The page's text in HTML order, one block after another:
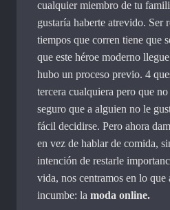
cualquier miembro de tu
gustaría haberte atrevido. Ser
tiempos que corren tiene que
que este héroe moderno
hubo un proceso previo. 4
tercera cualquiera pero que
seguro que a alguien no le
fácil decidirse. Pero ahora
en vez de hablar de comida,
intención de restarle
vida, nos centramos en lo que
incumbe: la moda online.